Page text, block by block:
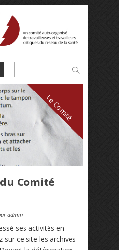
Le Comité
Comité
admin
ses activités en
sur ce site les archives